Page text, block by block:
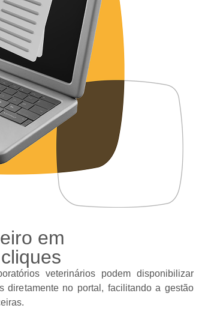
em
veterinários podem disponibilizar
diretamente no portal, facilitando a gestão